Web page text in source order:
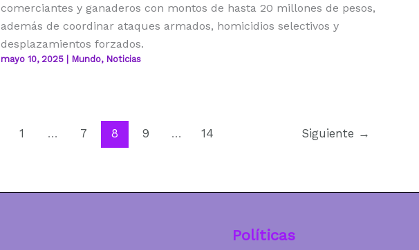
comerciantes y ganaderos con montos de hasta 20 millones de pesos,
además de coordinar ataques armados, homicidios selectivos y
desplazamientos forzados.
mayo 10, 2025 Mundo, Noticias
1 … 7 8 9 … 14 Siguiente →
Políticas